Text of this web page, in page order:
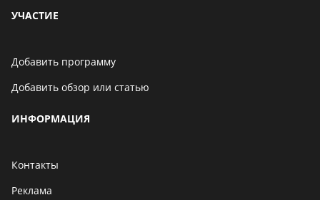
УЧАСТИЕ
Добавить программу
Добавить обзор или статью
ИНФОРМАЦИЯ
Контакты
Реклама